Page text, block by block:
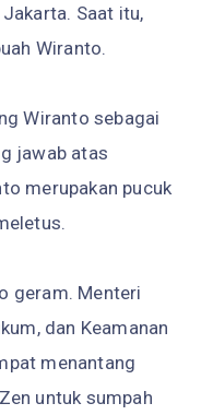
Saat itu,
Wiranto.
Wiranto sebagai
jawab atas
merupakan pucuk
geram. Menteri
dan Keamanan
menantang
untuk sumpah